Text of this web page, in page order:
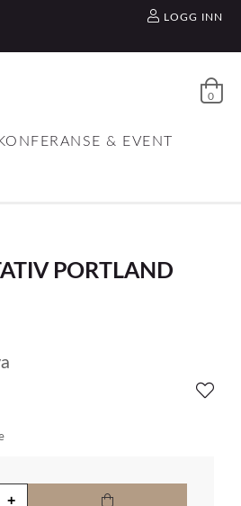
LOGG INN
0
& EVENT
PORTLAND